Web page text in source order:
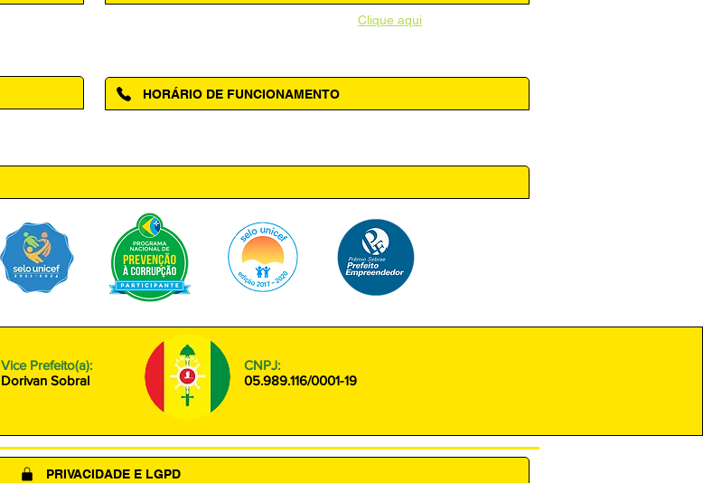
Clique aqui
HORÁRIO DE FUNCIONAMENTO
Vice Prefeito(a):
Dorivan Sobral
CNPJ:
05.989.116/0001-19
PRIVACIDADE E LGPD